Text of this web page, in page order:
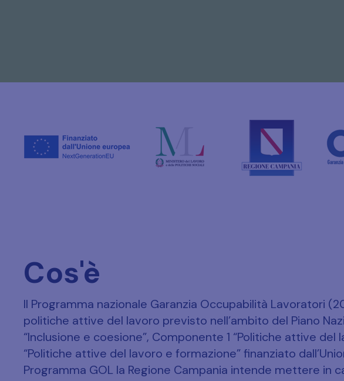
Cos'è
Il Programma nazionale Garanzia Occupabilità Lavoratori
politiche attive del lavoro previsto nell’ambito del Piano
“Inclusione e coesione”, Componente 1 “Politiche attive del
“Politiche attive del lavoro e formazione” finanziato
Programma GOL la Regione Campania intende mettere